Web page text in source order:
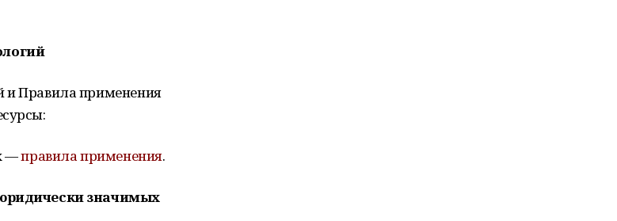
и Правила применения
—правила применения.
значимых